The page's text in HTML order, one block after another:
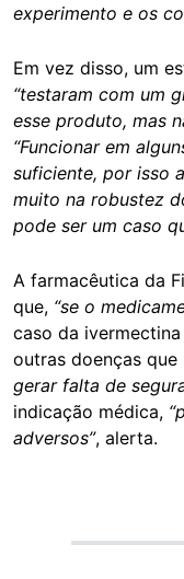
experimento e os
Em vez disso, um
“testaram com um
esse produto, mas
“Funcionar em
suficiente, por isso
muito na robustez
pode ser um caso
A farmacêutica da
que, “se o
caso da
outras doenças
gerar falta de
indicação médica,
adversos”, alerta.